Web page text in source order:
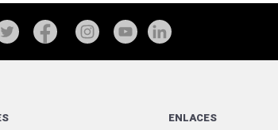
ENLACES